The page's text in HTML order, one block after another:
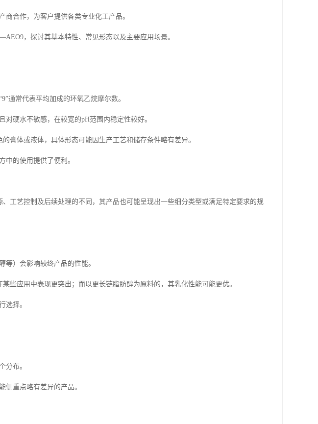
合作，为客户提供各类专业化工产品。
，探讨其基本特性、常见形态以及主要应用场景。
通常代表平均加成的环氧乙烷摩尔数。
硬水不敏感，在较宽的pH范围内稳定性较好。
膏体或液体，具体形态可能因生产工艺和储存条件略有差异。
中的使用提供了便利。
工艺控制及后续处理的不同，其产品也可能呈现出一些细分类型或满足特定要求的规
等）会影响较终产品的性能。
些应用中表现更突出；而以更长链脂肪醇为原料的，其乳化性能可能更优。
选择。
分布。
侧重点略有差异的产品。